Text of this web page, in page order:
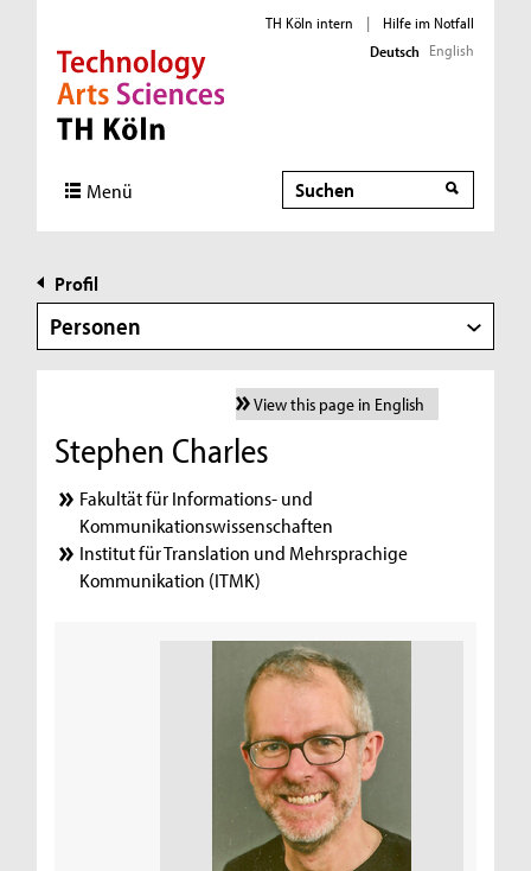
Direkt zur Hauptnavigation
Direkt zur Subnavigation
Direkt zum Inhalt
Direkt zum Fußbereich
TH Köln intern |
Hilfe im Notfall
Deutsch English
Menü Suche
Profil
Personen
View this page in English
Stephen Charles
Fakultät für Informations- und
Kommunikationswissenschaften
Institut für Translation und Mehrsprachige
Kommunikation (ITMK)